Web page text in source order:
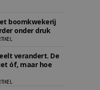
boomkwekerij
onder druk
verandert. De
óf, maar hoe